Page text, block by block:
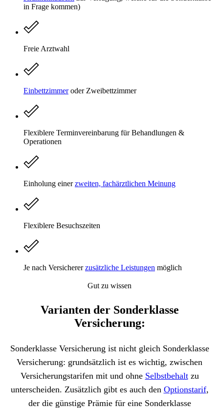
in Frage kommen)
Freie Arztwahl
Einbettzimmeroder Zweibettzimmer
Flexiblere Terminvereinbarung für Behandlungen &
Operationen
Einholung einerzweiten, fachärztlichen Meinung
Flexiblere Besuchszeiten
Je nach Versichererzusätzliche Leistungen möglich
Gut zu wissen
Varianten der Sonderklasse
Versicherung:
Sonderklasse Versicherung ist nicht gleich Sonderklasse
Versicherung: grundsätzlich ist es wichtig, zwischen
Versicherungstarifen mit und ohne Selbstbehaltzu
unterscheiden. Zusätzlich gibt es auch den Optionstarif,
der die günstige Prämie für eine Sonderklasse